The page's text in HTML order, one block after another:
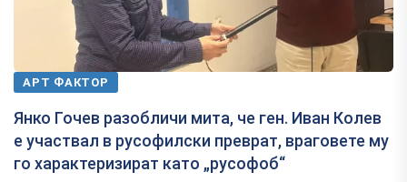
АРТ ФАКТОР
Янко Гочев разобличи мита, че ген. Иван Колев
е участвал в русофилски преврат, враговете му
го характеризират като „русофоб“